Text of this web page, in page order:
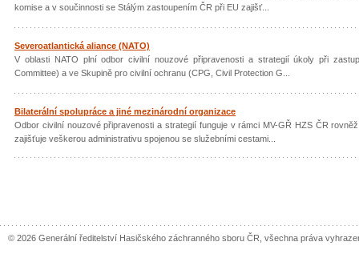
komise a v součinnosti se Stálým zastoupením ČR při EU zajišť...
Severoatlantická aliance (NATO)
V oblasti NATO plní odbor civilní nouzové připravenosti a strategií úkoly při
Committee) a ve Skupině pro civilní ochranu (CPG, Civil Protection G...
Bilaterální spolupráce a jiné mezinárodní organizace
Odbor civilní nouzové připravenosti a strategií funguje v rámci MV-GŘ HZS ČR
zajišťuje veškerou administrativu spojenou se služebními cestami...
© 2026 Generální ředitelství Hasičského záchranného sboru ČR, všechna práva